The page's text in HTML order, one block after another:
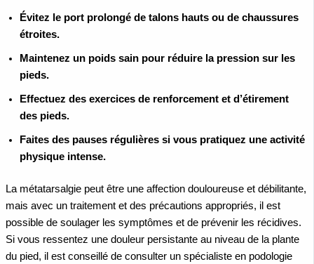
Évitez le port prolongé de talons hauts ou de chaussures
étroites.
Maintenez un poids sain pour réduire la pression sur les
pieds.
Effectuez des exercices de renforcement et d’étirement
des pieds.
Faites des pauses régulières si vous pratiquez une activité
physique intense.
La métatarsalgie peut être une affection douloureuse et débilitante,
mais avec un traitement et des précautions appropriés, il est
possible de soulager les symptômes et de prévenir les récidives.
Si vous ressentez une douleur persistante au niveau de la plante
du pied, il est conseillé de consulter un spécialiste en podologie